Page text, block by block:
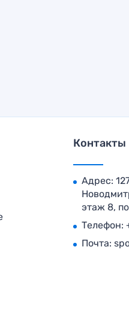
Контакты
Адрес:
этаж 8,
Телефон:
Почта: